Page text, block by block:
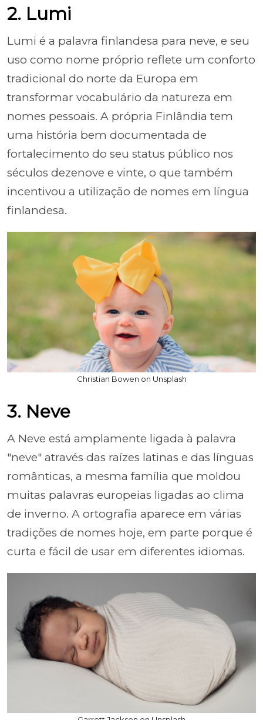
2. Lumi
Lumi é a palavra finlandesa para neve, e seu
uso como nome próprio reflete um conforto
tradicional do norte da Europa em
transformar vocabulário da natureza em
nomes pessoais. A própria Finlândia tem
uma história bem documentada de
fortalecimento do seu status público nos
séculos dezenove e vinte, o que também
incentivou a utilização de nomes em língua
finlandesa.
Christian Bowen on Unsplash
3. Neve
A Neve está amplamente ligada à palavra
"neve" através das raízes latinas e das línguas
românticas, a mesma família que moldou
muitas palavras europeias ligadas ao clima
de inverno. A ortografia aparece em várias
tradições de nomes hoje, em parte porque é
curta e fácil de usar em diferentes idiomas.